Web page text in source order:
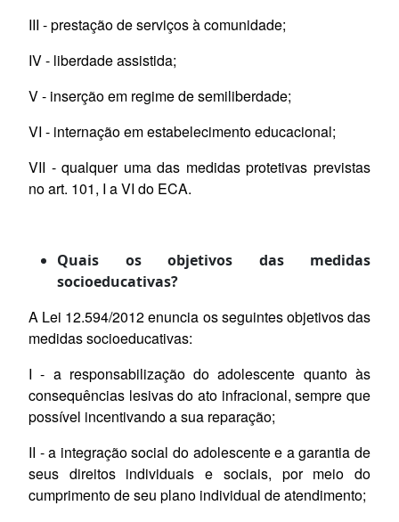
III - prestação de serviços à comunidade;
IV - liberdade assistida;
V - inserção em regime de semiliberdade;
VI - internação em estabelecimento educacional;
VII - qualquer uma das medidas protetivas previstas
no art. 101, I a VI do ECA.
Quais os objetivos das medidas
socioeducativas?
A Lei 12.594/2012 enuncia os seguintes objetivos das
medidas socioeducativas:
I - a responsabilização do adolescente quanto às
consequências lesivas do ato infracional, sempre que
possível incentivando a sua reparação;
II - a integração social do adolescente e a garantia de
seus direitos individuais e sociais, por meio do
cumprimento de seu plano individual de atendimento;